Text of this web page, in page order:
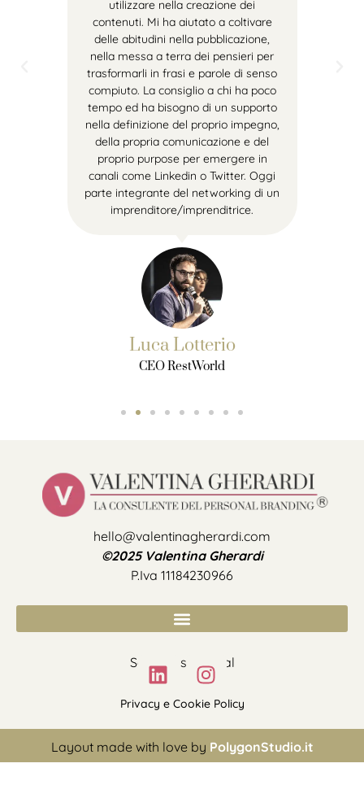
utilizzare nella creazione dei
contenuti. Mi ha aiutato a coltivare
delle abitudini nella pubblicazione,
nella messa a terra dei pensieri per
trasformarli in frasi e parole di senso
compiuto. La consiglio a chi ha poco
tempo ed ha bisogno di un supporto
nella definizione del proprio impegno,
della propria comunicazione e del
proprio purpose per emergere in
canali come Linkedin o Twitter. Oggi
parte integrante del networking di un
imprenditore/imprenditrice.
Luca Lotterio
CEO RestWorld
hello@valentinagherardi.com
©2025 Valentina Gherardi
P.Iva 11184230966
Seguimi sui social
Privacy e Cookie Policy
Layout made with love by PolygonStudio.it